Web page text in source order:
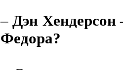
– Дэн Хендерсон
Федора?